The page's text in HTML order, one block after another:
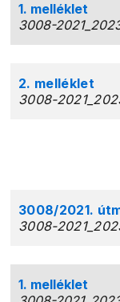
1. melléklet
3008-
2. melléklet
3008-
3008/2021.
3008-
1. melléklet